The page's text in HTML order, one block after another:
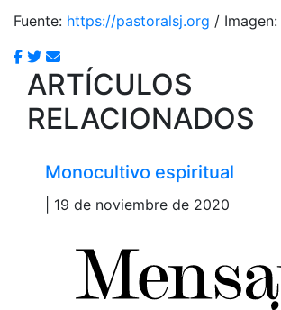
Fuente: https://pastoralsj.org / Imagen:
ARTÍCULOS
RELACIONADOS
Monocultivo espiritual
| 19 de noviembre de 2020